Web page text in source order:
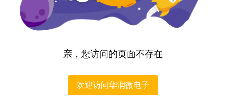
亲，您访问的页面不存在
欢迎访问华润微电子